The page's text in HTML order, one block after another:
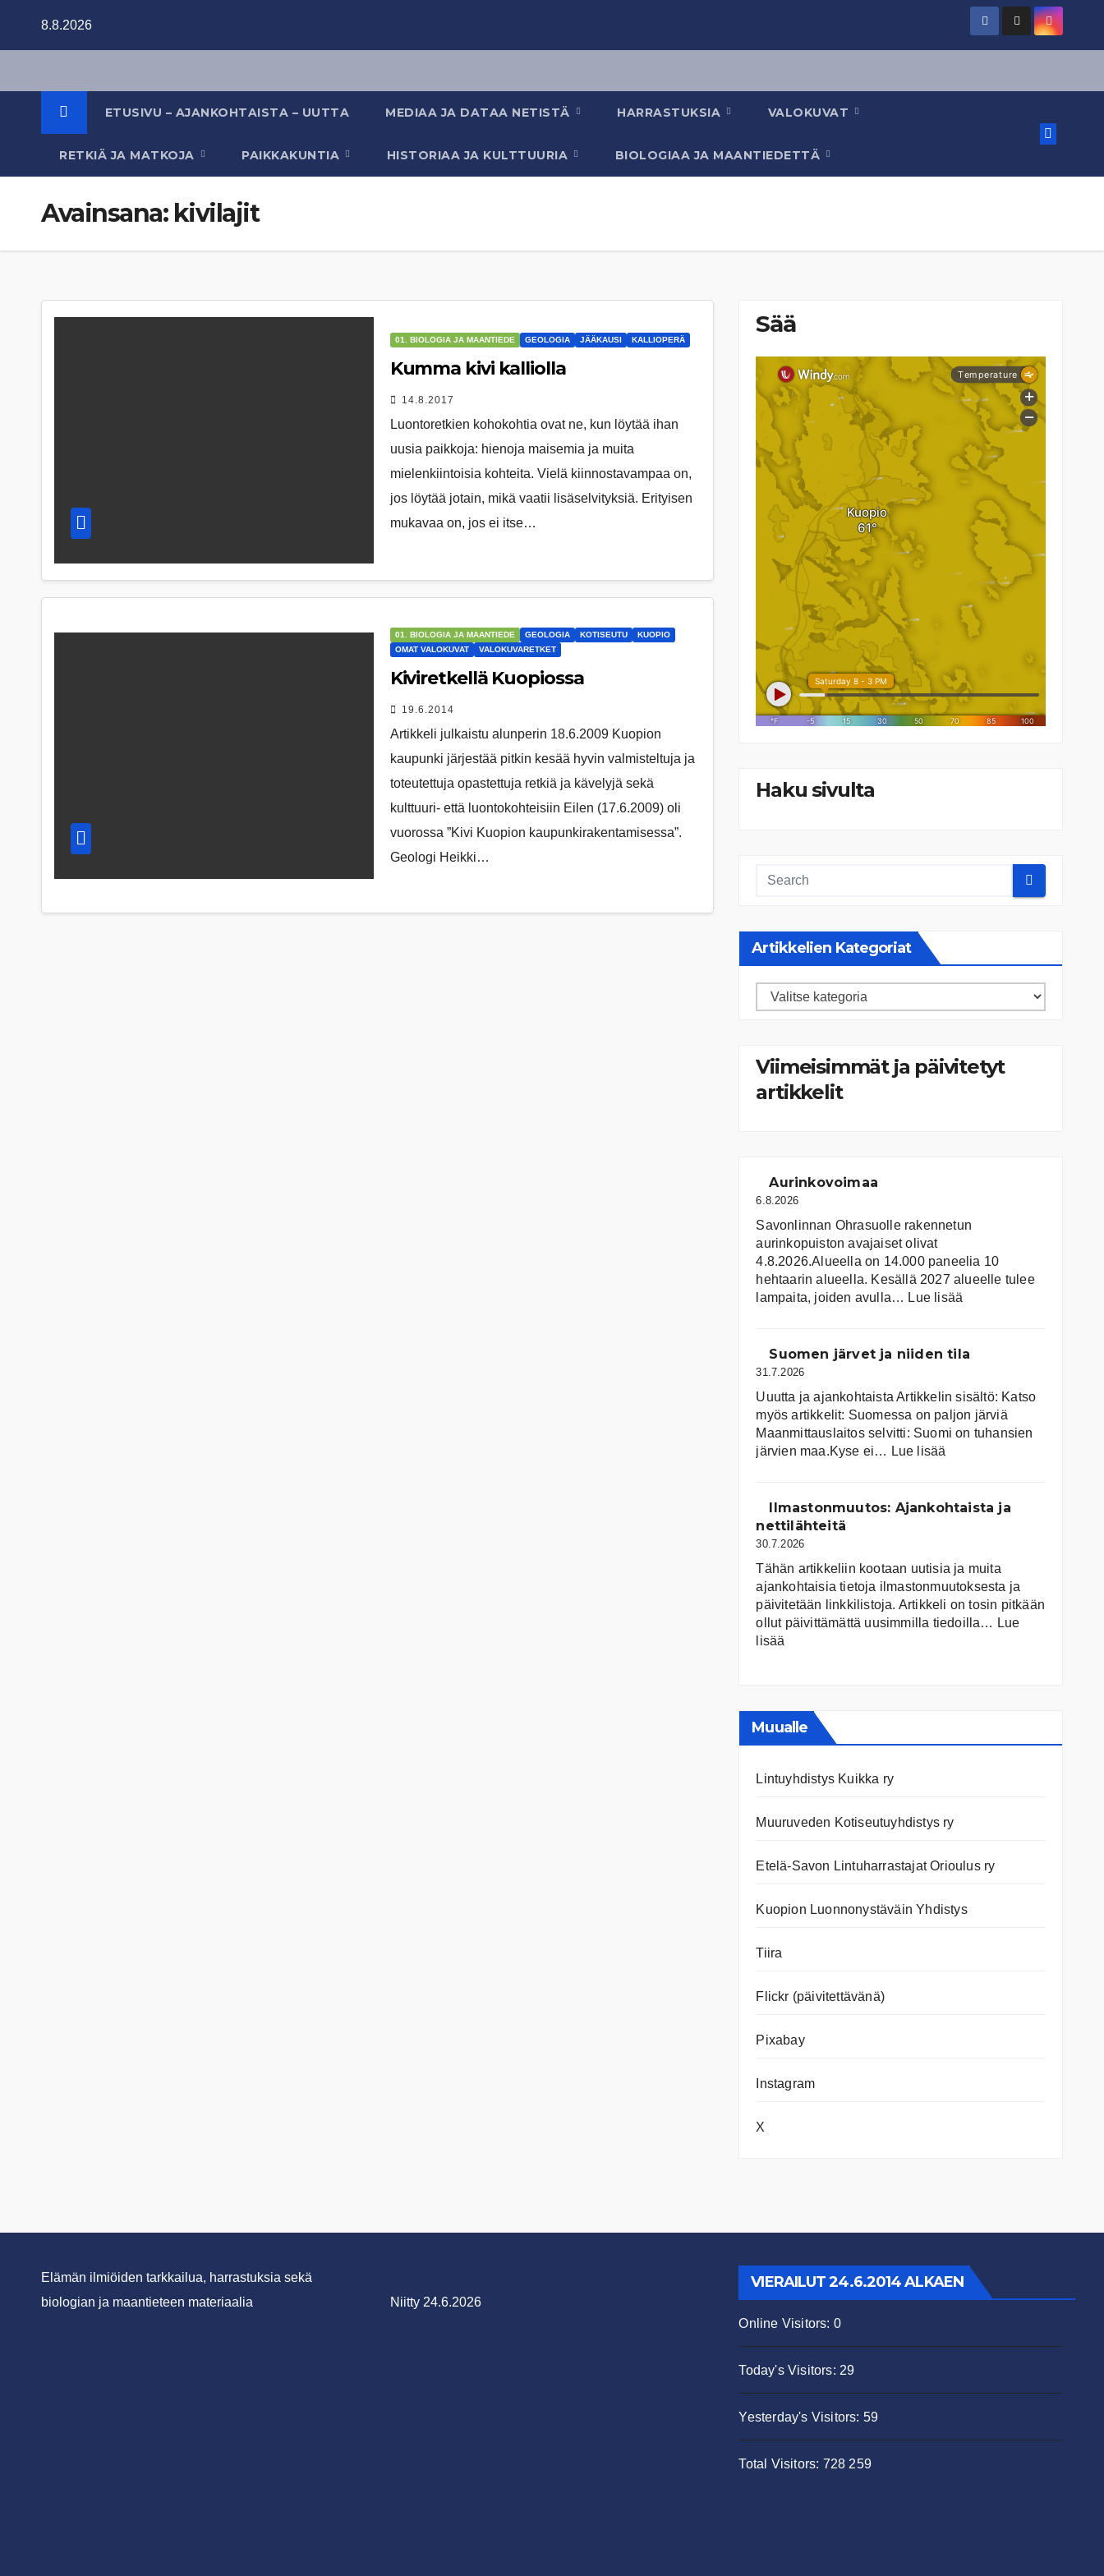
8.8.2026
ETUSIVU – AJANKOHTAISTA – UUTTA MEDIAA JA DATAA NETISTÄ HARRASTUKSIA VALOKUVAT
RETKIÄ JA MATKOJA PAIKKAKUNTIA HISTORIAA JA KULTTUURIA BIOLOGIAA JA MAANTIEDETTÄ
Avainsana: kivilajit
01. BIOLOGIA JA MAANTIEDE GEOLOGIA JÄÄKAUSI KALLIOPERÄ
Kumma kivi kalliolla
14.8.2017
Luontoretkien kohokohtia ovat ne, kun löytää ihan
uusia paikkoja: hienoja maisemia ja muita
mielenkiintoisia kohteita. Vielä kiinnostavampaa on,
jos löytää jotain, mikä vaatii lisäselvityksiä. Erityisen
mukavaa on, jos ei itse…
01. BIOLOGIA JA MAANTIEDE GEOLOGIA KOTISEUTU
KUOPIO
OMAT VALOKUVAT
VALOKUVARETKET
Kiviretkellä Kuopiossa
19.6.2014
Artikkeli julkaistu alunperin 18.6.2009 Kuopion
kaupunki järjestää pitkin kesää hyvin valmisteltuja ja
toteutettuja opastettuja retkiä ja kävelyjä sekä
kulttuuri- että luontokohteisiin Eilen (17.6.2009) oli
vuorossa ”Kivi Kuopion kaupunkirakentamisessa”.
Geologi Heikki…
Sää
Haku sivulta
Artikkelien Kategoriat
Artikkelien
Viimeisimmät ja päivitetyt
artikkelit
Aurinkovoimaa
6.8.2026
Savonlinnan Ohrasuolle rakennetun
aurinkopuiston avajaiset olivat
4.8.2026.Alueella on 14.000 paneelia 10
hehtaarin alueella. Kesällä 2027 alueelle tulee
lampaita, joiden avulla… Lue lisää
Suomen järvet ja niiden tila
31.7.2026
Uuutta ja ajankohtaista Artikkelin sisältö: Katso
myös artikkelit: Suomessa on pal­jon jär­viä
Maanmittauslaitos selvitti: Suomi on tuhansien
järvien maa.Kyse ei… Lue lisää
ja
Ilmastonmuutos: Ajankohtaista ja
nettilähteitä
30.7.2026
Tähän artikkeliin kootaan uutisia ja muita
ajankohtaisia tietoja ilmastonmuutoksesta ja
päivitetään linkkilistoja. Artikkeli on tosin pitkään
ollut päivittämättä uusimmilla tiedoilla… Lue
lisää
nettilähteitä
Muualle
Lintuyhdistys Kuikka ry
Muuruveden Kotiseutuyhdistys ry
Etelä-Savon Lintuharrastajat Orioulus ry
Kuopion Luonnonystäväin Yhdistys
Tiira
Flickr (päivitettävänä)
Pixabay
Instagram
X
Elämän ilmiöiden tarkkailua, harrastuksia sekä
biologian ja maantieteen materiaalia
Niitty 24.6.2026
VIERAILUT 24.6.2014 ALKAEN
Online Visitors: 0
Today's Visitors: 29
Yesterday's Visitors: 59
Total Visitors: 728 259